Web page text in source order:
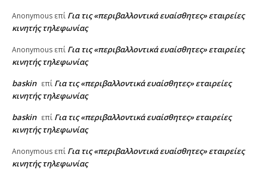
Anonymous επί Για τις «περιβαλλοντικά ευαίσθητες» εταιρείες
κινητής τηλεφωνίας
Anonymous επί Για τις «περιβαλλοντικά ευαίσθητες» εταιρείες
κινητής τηλεφωνίας
baskin επί Για τις «περιβαλλοντικά ευαίσθητες» εταιρείες
κινητής τηλεφωνίας
baskin επί Για τις «περιβαλλοντικά ευαίσθητες» εταιρείες
κινητής τηλεφωνίας
Anonymous επί Για τις «περιβαλλοντικά ευαίσθητες» εταιρείες
κινητής τηλεφωνίας